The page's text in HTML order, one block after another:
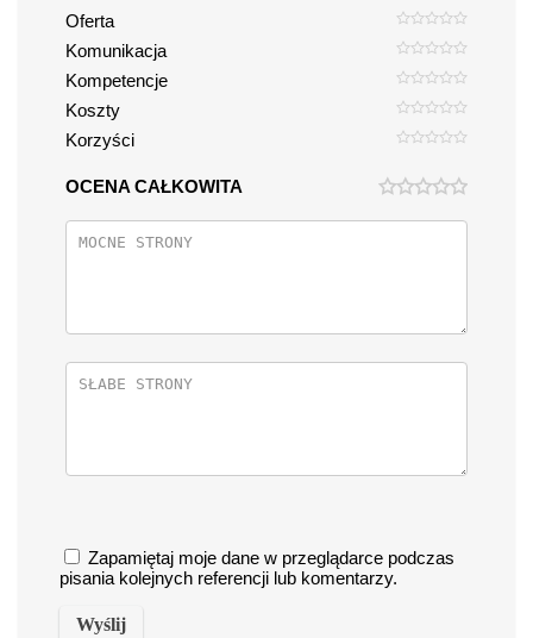
Oferta
Komunikacja
Kompetencje
Koszty
Korzyści
OCENA CAŁKOWITA
Zapamiętaj moje dane w przeglądarce podczas
pisania kolejnych referencji lub komentarzy.